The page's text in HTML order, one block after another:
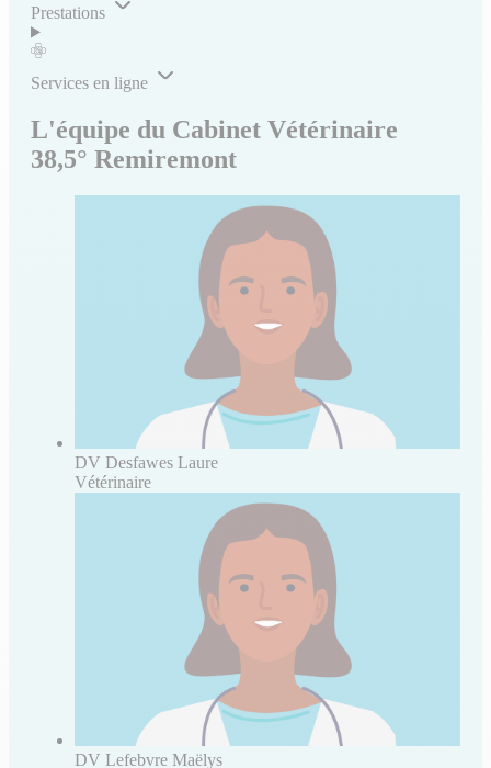
Prestations
Services en ligne
L'équipe du Cabinet Vétérinaire
38,5° Remiremont
DV Desfawes Laure
Vétérinaire
DV Lefebvre Maëlys